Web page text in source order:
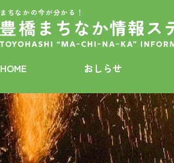
まちなかの今が分かる！
HOME おしらせ